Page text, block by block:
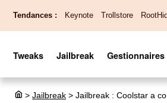
Tendances : Keynote Trollstore
Tweaks Jailbreak Gestionnaires
> Jailbreak > Jailbreak : Coolstar a